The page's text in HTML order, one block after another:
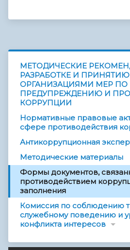
МЕТОДИЧЕСКИЕ
РАЗРАБОТКЕ И ПРИНЯТИЮ
ОРГАНИЗАЦИЯМИ МЕР ПО
ПРЕДУПРЕЖДЕНИЮ И
КОРРУПЦИИ
Нормативные правовые
сфере противодействия
Антикоррупционная
Методические материалы
Формы документов,
противодействием
заполнения
Комиссия по соблюдению
служебному поведению и
конфликта интересов